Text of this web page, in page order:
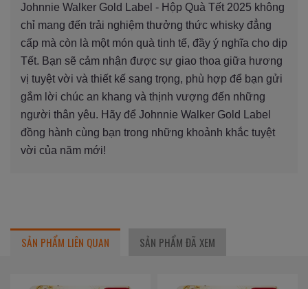
Johnnie Walker Gold Label - Hộp Quà Tết 2025 không
chỉ mang đến trải nghiệm thưởng thức whisky đẳng
cấp mà còn là một món quà tinh tế, đầy ý nghĩa cho dịp
Tết. Bạn sẽ cảm nhận được sự giao thoa giữa hương
vị tuyệt vời và thiết kế sang trọng, phù hợp để bạn gửi
gắm lời chúc an khang và thịnh vượng đến những
người thân yêu. Hãy để Johnnie Walker Gold Label
đồng hành cùng bạn trong những khoảnh khắc tuyệt
vời của năm mới!
SẢN PHẨM LIÊN QUAN SẢN PHẨM ĐÃ XEM